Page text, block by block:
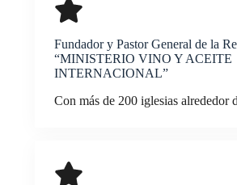
Fundador y Pastor General de la
“MINISTERIO VINO Y ACEITE
INTERNACIONAL”
Con más de 200 iglesias alrededor